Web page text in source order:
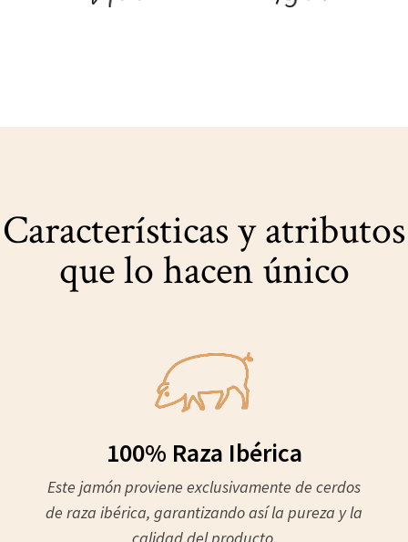
Características y atributos
que lo hacen único
100% Raza Ibérica
Este jamón proviene exclusivamente de cerdos
de raza ibérica, garantizando así la pureza y la